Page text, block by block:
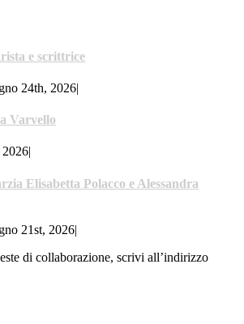
e scrittrice
24th, 2026|
Varvello
|
Elisabetta Polacco e Alessandra
21st, 2026|
di collaborazione, scrivi all’indirizzo